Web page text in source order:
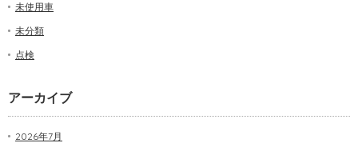
未使用車
未分類
点検
アーカイブ
2026年7月